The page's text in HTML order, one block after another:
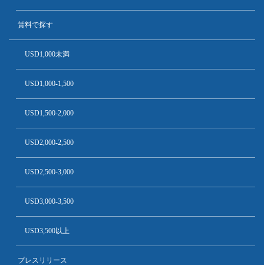
賃料で探す
USD1,000未満
USD1,000-1,500
USD1,500-2,000
USD2,000-2,500
USD2,500-3,000
USD3,000-3,500
USD3,500以上
プレスリリース